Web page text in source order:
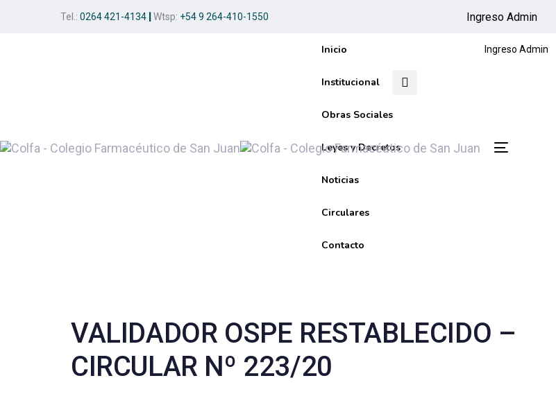
Tel.: 0264 421-4134 Wtsp: +54 9 264-410-1550 Ingreso Admin
Toggle
Inicio
Institucional
Obras Sociales
Leyes y Decretos
Noticias
Circulares
Contacto
Ingreso Admin
VALIDADOR OSPE RESTABLECIDO –
CIRCULAR Nº 223/20